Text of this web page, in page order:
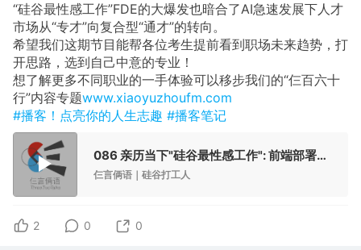
“硅谷最性感工作”FDE的大爆发也暗合了AI急速发展下人才
市场从“专才”向复合型“通才”的转向。
希望我们这期节目能帮各位考生提前看到职场未来趋势，打
开思路，选到自己中意的专业！
想了解更多不同职业的一手体验可以移步我们的“仨百六十
行”内容专题www.xiaoyuzhoufm.com
#播客！点亮你的人生志趣 #播客笔记
086 亲历当下"硅谷最性感工作": 前端部署工程师(FDE) | 串台《佐治亚小帅》
仨言俩语｜硅谷打工人
2 0 0